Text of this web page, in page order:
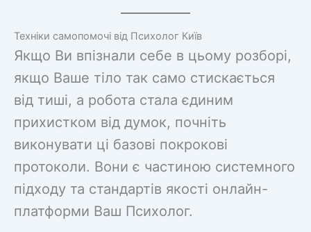
Техніки самопомочі від Психолог Київ
Якщо Ви впізнали себе в цьому розборі,
якщо Ваше тіло так само стискається
від тиші, а робота стала єдиним
прихистком від думок, почніть
виконувати ці базові покрокові
протоколи. Вони є частиною системного
підходу та стандартів якості онлайн-
платформи Ваш Психолог.